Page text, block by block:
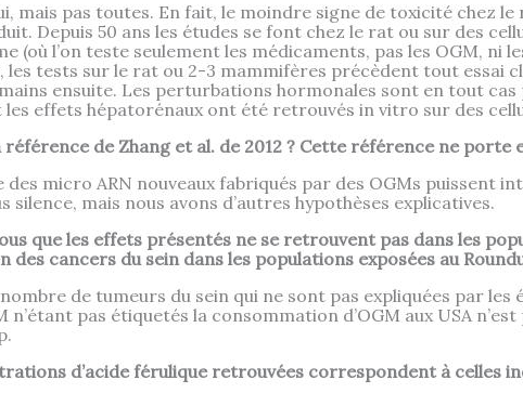
mais pas toutes. En fait, le moindre signe de toxicité chez
Depuis 50 ans les études se font chez le rat ou sur des
(où l’on teste seulement les médicaments, pas les OGM, ni
les tests sur le rat ou 2-3 mammifères précèdent tout essai
ensuite. Les perturbations hormonales sont en tout
les effets hépatorénaux ont été retrouvés in vitro sur des
de Zhang et al. de 2012 ? Cette référence ne porte
des micro ARN nouveaux fabriqués par des OGMs puissent
silence, mais nous avons d’autres hypothèses explicatives.
que les effets présentés ne se retrouvent pas dans les
des cancers du sein dans les populations exposées au
de tumeurs du sein qui ne sont pas expliquées par les
n’étant pas étiquetés la consommation d’OGM aux USA
d’acide férulique retrouvées correspondent à celles